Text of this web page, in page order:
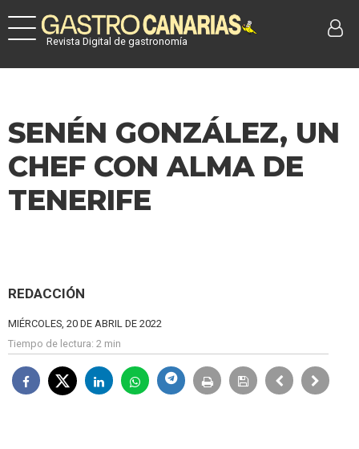
Revista Digital de gastronomía
SENÉN GONZÁLEZ, UN
CHEF CON ALMA DE
TENERIFE
REDACCIÓN
MIÉRCOLES, 20 DE ABRIL DE 2022
Tiempo de lectura: 2 min